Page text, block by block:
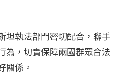
坦執法部門密切配合，聯手
為，切實保障兩國群眾合法
關係。